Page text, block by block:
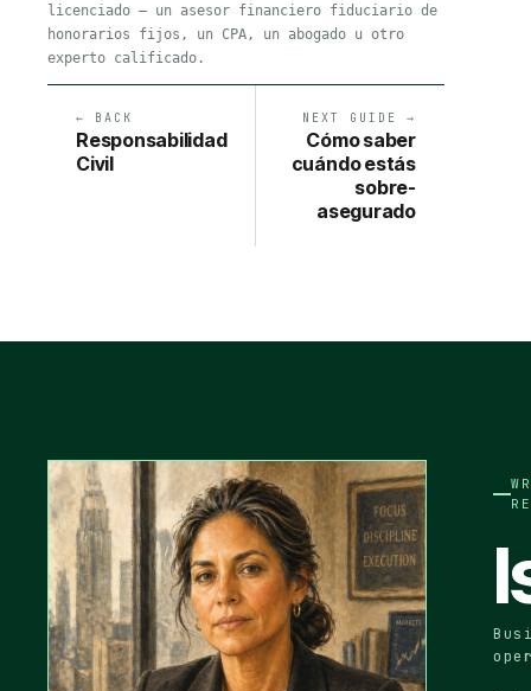
licenciado — un asesor financiero fiduciario de
honorarios fijos, un CPA, un abogado u otro
experto calificado.
← BACK
Responsabilidad
Civil
NEXT GUIDE →
Cómo saber
cuándo estás
sobre-
asegurado